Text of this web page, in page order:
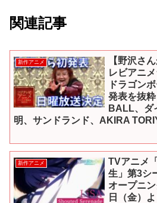
関連記事
新作アニメ
【野沢さ
レビアニ
ドラゴン
発表を抜
BALL、ダ
明、サンドランド、AKIRA
新作アニメ
TVアニメ
生」第3シ
オープニ
日（金）